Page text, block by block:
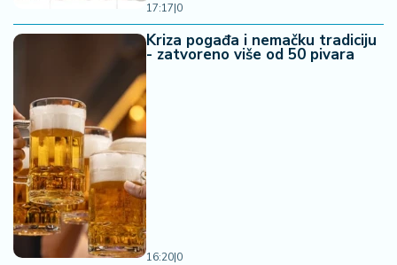
17:17|0
Kriza pogađa i nemačku tradiciju
- zatvoreno više od 50 pivara
16:20|0